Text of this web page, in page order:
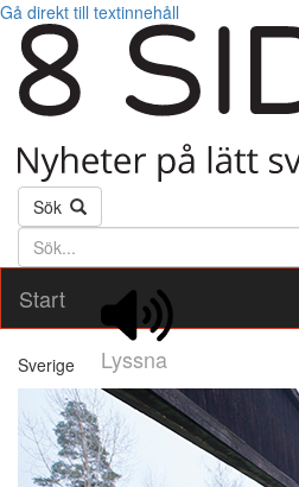
Gå direkt till textinnehåll
Sök
Söktext
Start
Lyssna
Sverige